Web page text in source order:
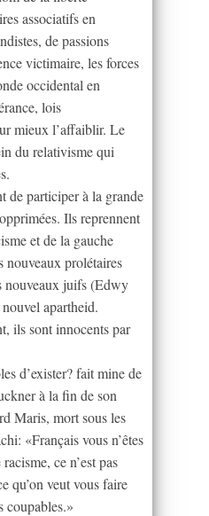
associatifs en
de passions
victimaire, les forces
occidental en
lois
mieux l’affaiblir. Le
du relativisme qui
de participer à la grande
Ils reprennent
et de la gauche
nouveaux prolétaires
nouveaux juifs (Edwy
apartheid.
ils sont innocents par
d’exister? fait mine de
à la fin de son
Maris, mort sous les
«Français vous n’êtes
ce n’est pas
qu’on veut vous faire
coupables.»